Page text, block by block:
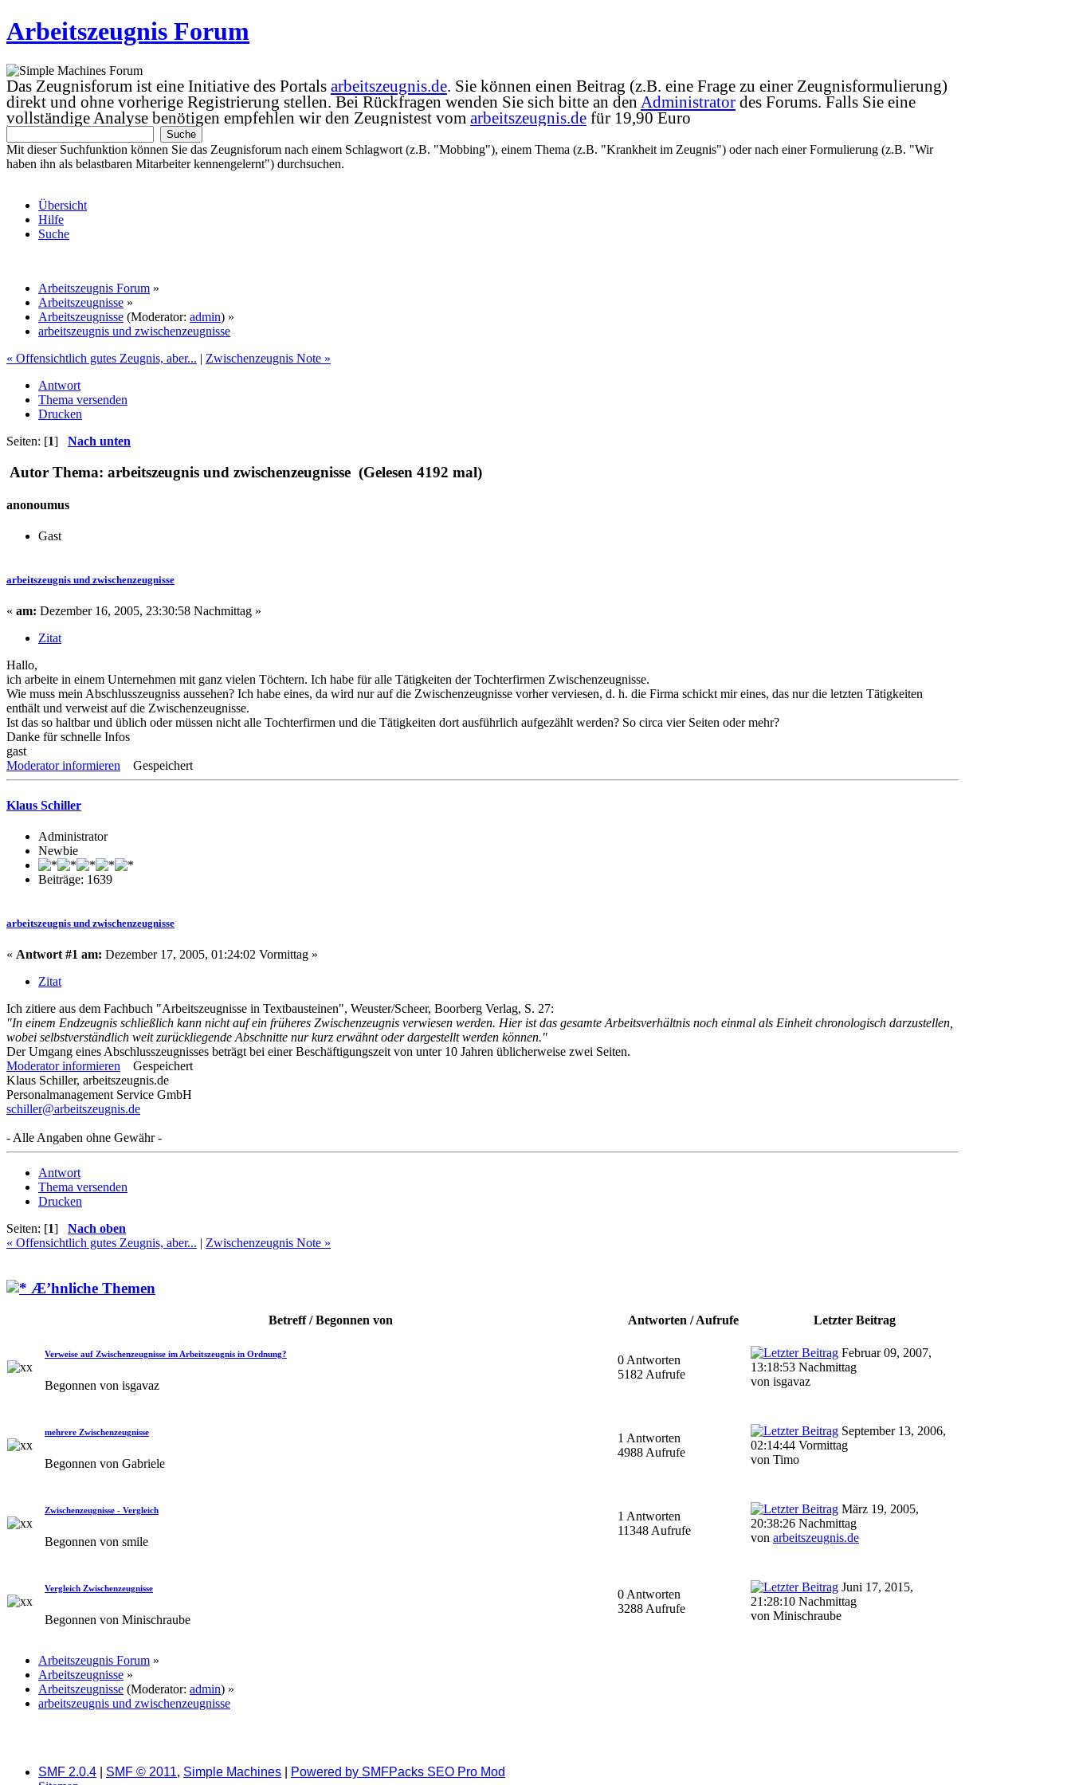
Arbeitszeugnis Forum
Das Zeugnisforum ist eine Initiative des Portals arbeitszeugnis.de. Sie können einen Beitrag (z.B. eine Frage zu einer Zeugnisformulierung)
direkt und ohne vorherige Registrierung stellen. Bei Rückfragen wenden Sie sich bitte an den Administrator des Forums. Falls Sie eine
vollständige Analyse benötigen empfehlen wir den Zeugnistest vom arbeitszeugnis.de für 19,90 Euro
Mit dieser Suchfunktion können Sie das Zeugnisforum nach einem Schlagwort (z.B. "Mobbing"), einem Thema (z.B. "Krankheit im Zeugnis") oder nach einer Formulierung (z.B. "Wir
haben ihn als belastbaren Mitarbeiter kennengelernt") durchsuchen.
Übersicht
Hilfe
Suche
Arbeitszeugnis Forum »
Arbeitszeugnisse »
Arbeitszeugnisse (Moderator: admin) »
arbeitszeugnis und zwischenzeugnisse
« Offensichtlich gutes Zeugnis, aber... | Zwischenzeugnis Note »
Antwort
Thema versenden
Drucken
Seiten: [1] Nach unten
Autor Thema: arbeitszeugnis und zwischenzeugnisse (Gelesen 4192 mal)
anonoumus
Gast
arbeitszeugnis und zwischenzeugnisse
« am: Dezember 16, 2005, 23:30:58 Nachmittag »
Zitat
Hallo,
ich arbeite in einem Unternehmen mit ganz vielen Töchtern. Ich habe für alle Tätigkeiten der Tochterfirmen Zwischenzeugnisse.
Wie muss mein Abschlusszeugniss aussehen? Ich habe eines, da wird nur auf die Zwischenzeugnisse vorher verviesen, d. h. die Firma schickt mir eines, das nur die letzten Tätigkeiten
enthält und verweist auf die Zwischenzeugnisse.
Ist das so haltbar und üblich oder müssen nicht alle Tochterfirmen und die Tätigkeiten dort ausführlich aufgezählt werden? So circa vier Seiten oder mehr?
Danke für schnelle Infos
gast
Moderator informieren
Gespeichert
Klaus Schiller
Administrator
Newbie
Beiträge: 1639
arbeitszeugnis und zwischenzeugnisse
« Antwort #1 am: Dezember 17, 2005, 01:24:02 Vormittag »
Zitat
Ich zitiere aus dem Fachbuch "Arbeitszeugnisse in Textbausteinen", Weuster/Scheer, Boorberg Verlag, S. 27:
"In einem Endzeugnis schließlich kann nicht auf ein früheres Zwischenzeugnis verwiesen werden. Hier ist das gesamte Arbeitsverhältnis noch einmal als Einheit chronologisch darzustellen,
wobei selbstverständlich weit zurückliegende Abschnitte nur kurz erwähnt oder dargestellt werden können."
Der Umgang eines Abschlusszeugnisses beträgt bei einer Beschäftigungszeit von unter 10 Jahren üblicherweise zwei Seiten.
Moderator informieren
Gespeichert
Klaus Schiller, arbeitszeugnis.de
Personalmanagement Service GmbH
schiller@arbeitszeugnis.de
- Alle Angaben ohne Gewähr -
Antwort
Thema versenden
Drucken
Seiten: [1] Nach oben
« Offensichtlich gutes Zeugnis, aber... | Zwischenzeugnis Note »
Æ’hnliche Themen
Betreff / Begonnen von Antworten / Aufrufe Letzter Beitrag
Verweise auf Zwischenzeugnisse im Arbeitszeugnis in Ordnung?
Begonnen von isgavaz
0 Antworten
5182 Aufrufe
Februar 09, 2007,
13:18:53 Nachmittag
von isgavaz
mehrere Zwischenzeugnisse
Begonnen von Gabriele
1 Antworten
4988 Aufrufe
September 13, 2006,
02:14:44 Vormittag
von Timo
Zwischenzeugnisse - Vergleich
Begonnen von smile
1 Antworten
11348 Aufrufe
März 19, 2005,
20:38:26 Nachmittag
von arbeitszeugnis.de
Vergleich Zwischenzeugnisse
Begonnen von Minischraube
0 Antworten
3288 Aufrufe
Juni 17, 2015,
21:28:10 Nachmittag
von Minischraube
Arbeitszeugnis Forum »
Arbeitszeugnisse »
Arbeitszeugnisse (Moderator: admin) »
arbeitszeugnis und zwischenzeugnisse
SMF 2.0.4 SMF © 2011, Simple Machines
Powered by SMFPacks SEO Pro Mod